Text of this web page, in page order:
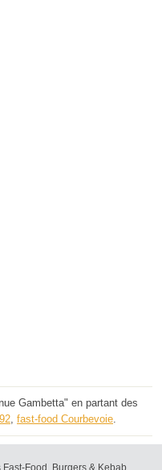
Gambetta" en partant des
, fast-food Courbevoie.